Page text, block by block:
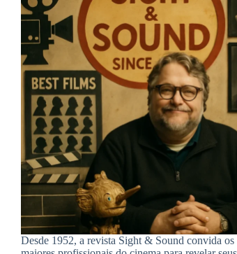
Desde 1952, a revista Sight & Sound convida os